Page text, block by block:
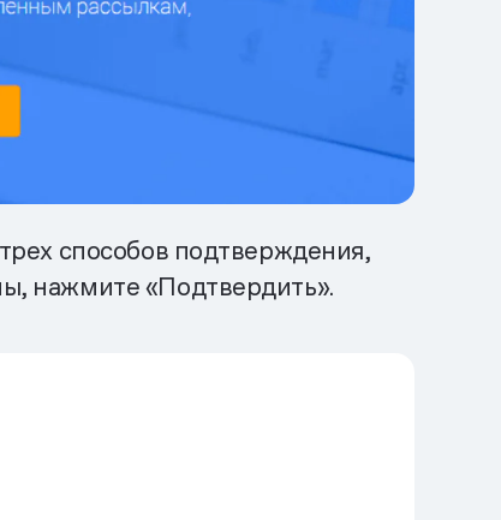
способов подтверждения,
нажмите «Подтвердить».